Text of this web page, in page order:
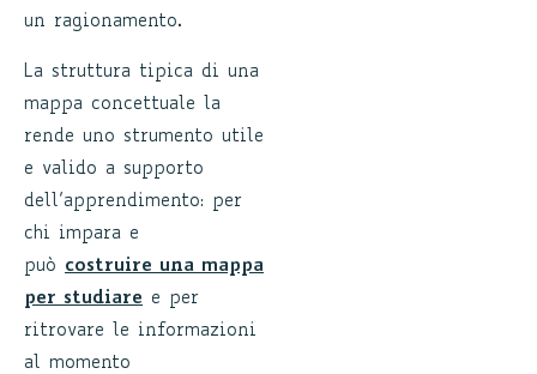
un ragionamento.
La struttura tipica di una
mappa concettuale la
rende uno strumento utile
e valido a supporto
dell’apprendimento: per
chi impara e
può costruire una mappa
per studiare e per
ritrovare le informazioni
al momento